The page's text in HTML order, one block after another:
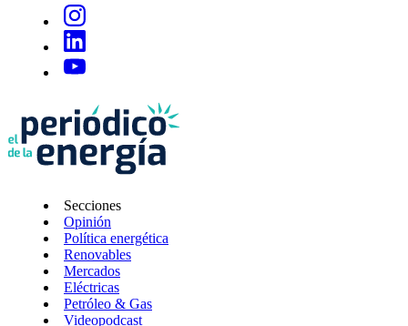
Secciones
Opinión
Política energética
Renovables
Mercados
Eléctricas
Petróleo & Gas
Videopodcast